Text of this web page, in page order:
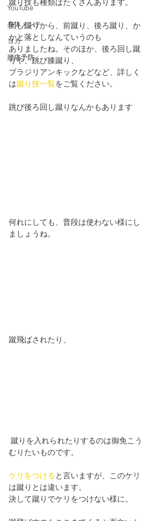
YouTube
身体メンテ
ヨガ
腰痛予防
回し蹴りから、前蹴り、後ろ蹴り、か
かと落としなんていうのも
ありましたね。そのほか、後ろ回し蹴
りや、跳び膝蹴り、
ブラジリアンキックなどなど、詳しく
は蹴り技一覧をご覧ください。
跳び後ろ回し蹴りなんかもあります
何れにしても、普段は使わない様にし
ましょうね。
蹴飛ばされたり、
むりたいものです。
ケリをつける と言いますが、このケリ
は蹴りとは違います。
決して蹴りでケリをつけない様に。